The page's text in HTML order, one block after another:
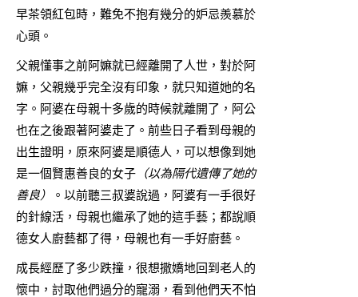
早茶領紅包時，難免不抱有幾分的妒忌羨慕於
心頭。
父親懂事之前阿嫲就已經離開了人世，對於阿
嫲，父親幾乎完全沒有印象，就只知道她的名
字。阿婆在母親十多歲的時候就離開了，阿公
也在之後跟著阿婆走了。前些日子看到母親的
出生證明，原來阿婆是順德人，可以想像到她
是一個賢惠善良的女子 （以為隔代遺傳了她的
善良）
。以前聽三叔婆說過，阿婆有一手很好
的針線活，母親也繼承了她的這手藝；都說順
德女人廚藝都了得，母親也有一手好廚藝。
成長經歷了多少跌撞，很想撒嬌地回到老人的
懷中，討取他們過分的寵溺，看到他們天不怕